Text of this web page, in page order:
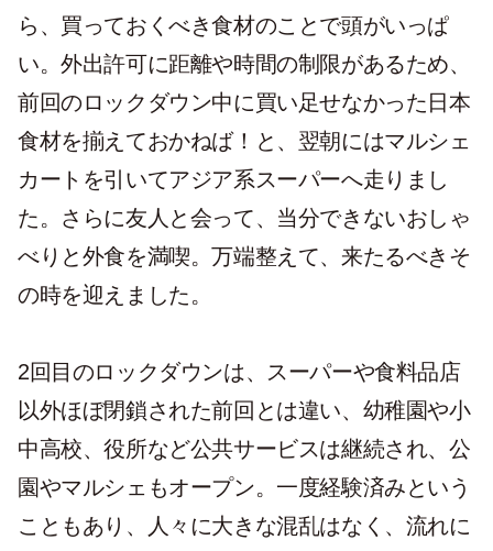
ら、買っておくべき食材のことで頭がいっぱ
い。外出許可に距離や時間の制限があるため、
前回のロックダウン中に買い足せなかった日本
食材を揃えておかねば！と、翌朝にはマルシェ
カートを引いてアジア系スーパーへ走りまし
た。さらに友人と会って、当分できないおしゃ
べりと外食を満喫。万端整えて、来たるべきそ
の時を迎えました。
2回目のロックダウンは、スーパーや食料品店
以外ほぼ閉鎖された前回とは違い、幼稚園や小
中高校、役所など公共サービスは継続され、公
園やマルシェもオープン。一度経験済みという
こともあり、人々に大きな混乱はなく、流れに